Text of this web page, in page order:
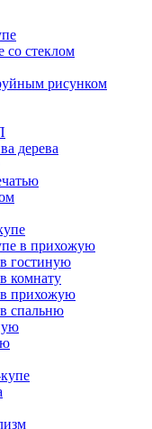
стеклом
рисунком
дерева
в прихожую
гостиную
комнату
прихожую
спальню